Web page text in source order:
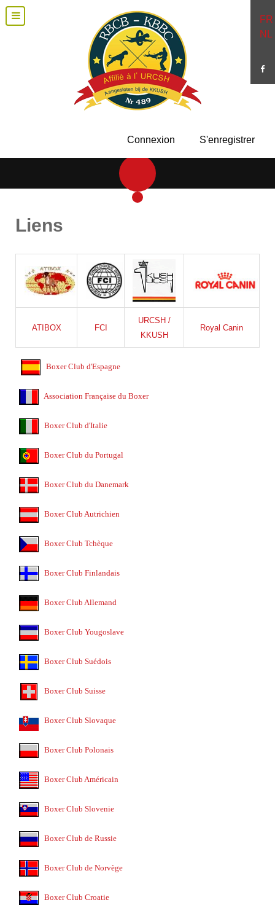
FR
NL
Connexion S'enregistrer
Liens
ATIBOX FCI
URCSH /
KKUSH
Royal Canin
Boxer Club d'Espagne
Association Française du Boxer
Boxer Club d'Italie
Boxer Club du Portugal
Boxer Club du Danemark
Boxer Club Autrichien
Boxer Club Tchèque
Boxer Club Finlandais
Boxer Club Allemand
Boxer Club Yougoslave
Boxer Club Suédois
Boxer Club Suisse
Boxer Club Slovaque
Boxer Club Polonais
Boxer Club Américain
Boxer Club Slovenie
Boxer Club de Russie
Boxer Club de Norvège
Boxer Club Croatie